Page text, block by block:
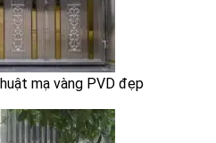
mạ vàng PVD đẹp